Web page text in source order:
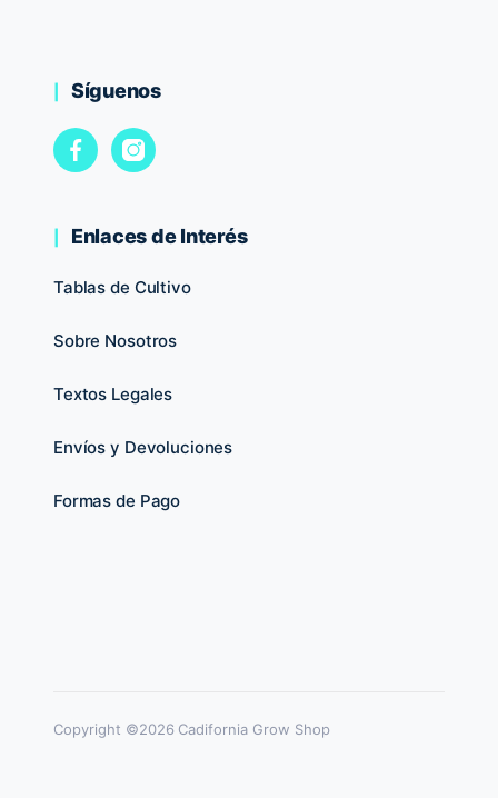
Síguenos
Enlaces de Interés
Tablas de Cultivo
Sobre Nosotros
Textos Legales
Envíos y Devoluciones
Formas de Pago
Copyright ©2026 Cadifornia Grow Shop